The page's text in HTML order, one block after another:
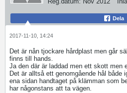
Dela
2017-11-10, 14:24
Det är nån tjockare hårdplast men går
finns till hands.
Ja den där är laddad men ett skott men
Det är alltså ett genomgående hål både
ena sidan handtaget på klämman som
har någonstans att ta vägen.